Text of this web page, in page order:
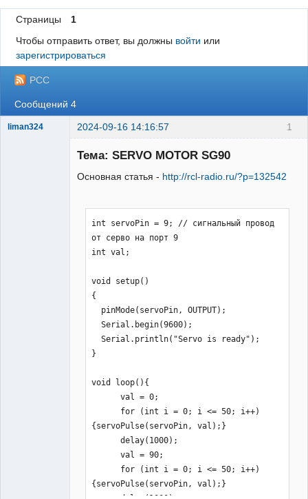
Страницы
1
Чтобы отправить ответ, вы должны войти или
зарегистрироваться
РСС
Сообщений 4
1
liman324 2024-09-16 14:16:57
Тема: SERVO MOTOR SG90
Основная статья - http://rcl-radio.ru/?p=132542
int servoPin = 9; // сигнальный провод
от серво на порт 9
int val;
void setup()
{
  Serial.begin(9600);
  Serial.println("Servo is ready");
}
void loop(){
      val = 0;
{servoPulse(servoPin, val);}
      delay(1000);
      val = 90;
{servoPulse(servoPin, val);}